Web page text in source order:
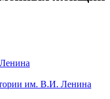
им. В.И. Ленина